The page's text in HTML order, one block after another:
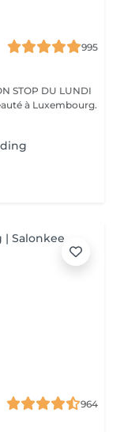
995
STOP DU LUNDI
964